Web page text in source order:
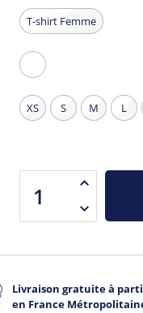
T-shirt Femme
XS S M L
Livraison gratuite à
en France